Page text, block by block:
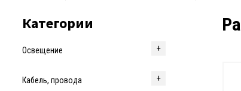
Категории
Освещение
Кабель, провода